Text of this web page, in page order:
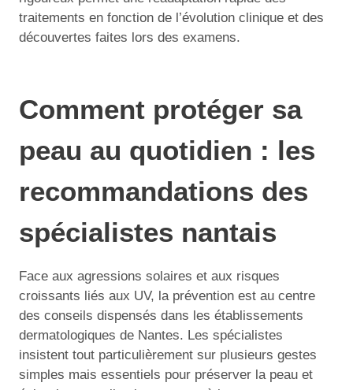
traitements en fonction de l’évolution clinique et des
découvertes faites lors des examens.
Comment protéger sa
peau au quotidien : les
recommandations des
spécialistes nantais
Face aux agressions solaires et aux risques
croissants liés aux UV, la prévention est au centre
des conseils dispensés dans les établissements
dermatologiques de Nantes. Les spécialistes
insistent tout particulièrement sur plusieurs gestes
simples mais essentiels pour préserver la peau et